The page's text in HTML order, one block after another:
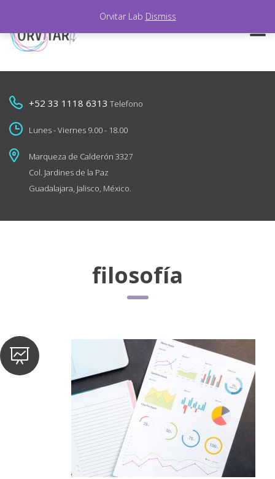
+52 33 1118 6313 Telefono
Lunes - Viernes 9.00 - 18.00
Marqueza de Calderón 3327
Col. Jardines de la Paz
Guadalajara, Jalisco, México.
filosofía
Orvitar Lab Dismiss